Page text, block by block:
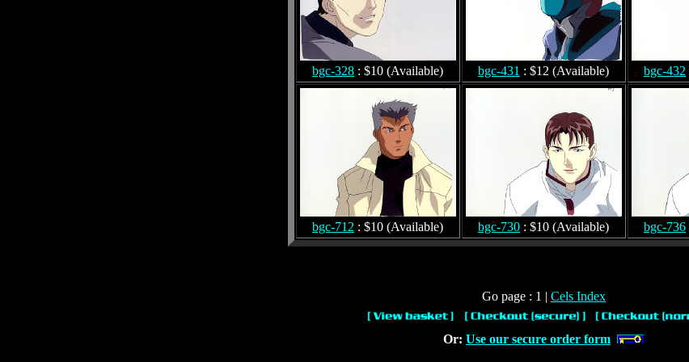
bgc-328 : $10 (Available) bgc-431 : $12 (Available) bgc-432
bgc-712 : $10 (Available) bgc-730 : $10 (Available) bgc-736
Go page : 1 | Cels Index
Or: Use our secure order form